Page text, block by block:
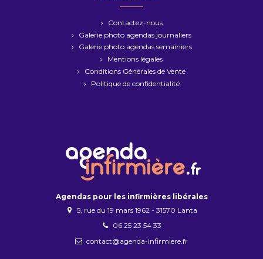
Contactez-nous
Galerie photo agendas journaliers
Galerie photo agendas semainiers
Mentions légales
Conditions Générales de Vente
Politique de confidentialité
Agendas pour les infirmières libérales
5, rue du 19 mars 1962 - 31570 Lanta
06 25 23 54 33
contact@agenda-infirmiere.fr